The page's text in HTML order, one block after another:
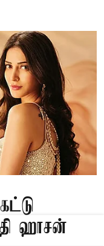
ஹாசன்